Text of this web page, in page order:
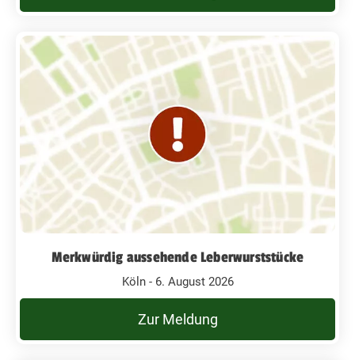
Merkwürdig aussehende Leberwurststücke
Köln - 6. August 2026
Zur Meldung